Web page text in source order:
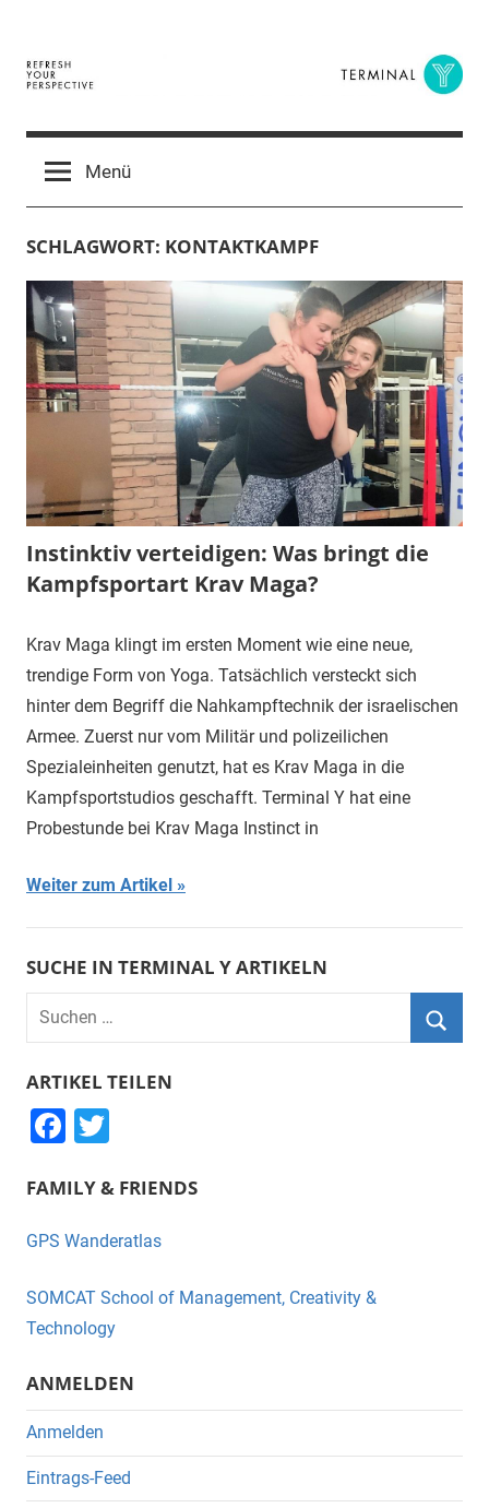
springen
Terminal
Y
Digital
BusinessMenü
SCHLAGWORT: KONTAKTKAMPF
Instinktiv verteidigen: Was bringt die
Kampfsportart Krav Maga?
Krav Maga klingt im ersten Moment wie eine neue,
trendige Form von Yoga. Tatsächlich versteckt sich
hinter dem Begriff die Nahkampftechnik der israelischen
Armee. Zuerst nur vom Militär und polizeilichen
Spezialeinheiten genutzt, hat es Krav Maga in die
Kampfsportstudios geschafft. Terminal Y hat eine
Probestunde bei Krav Maga Instinct in
Weiter zum Artikel
SUCHE IN TERMINAL Y ARTIKELN
Suchen
nach:
ARTIKEL TEILEN
F
c
e
o
o
k
tt
er
FAMILY & FRIENDS
GPS Wanderatlas
SOMCAT School of Management, Creativity &
Technology
ANMELDEN
Anmelden
Eintrags-Feed